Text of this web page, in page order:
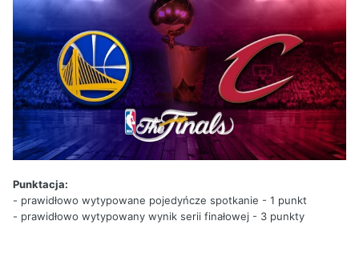
Punktacja:
- prawidłowo wytypowane pojedyńcze spotkanie - 1 punkt
- prawidłowo wytypowany wynik serii finałowej - 3 punkty